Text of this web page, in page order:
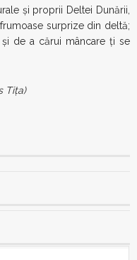
și proprii Deltei Dunării,
surprize din deltă;
de a cărui mâncare ți se
Tița)